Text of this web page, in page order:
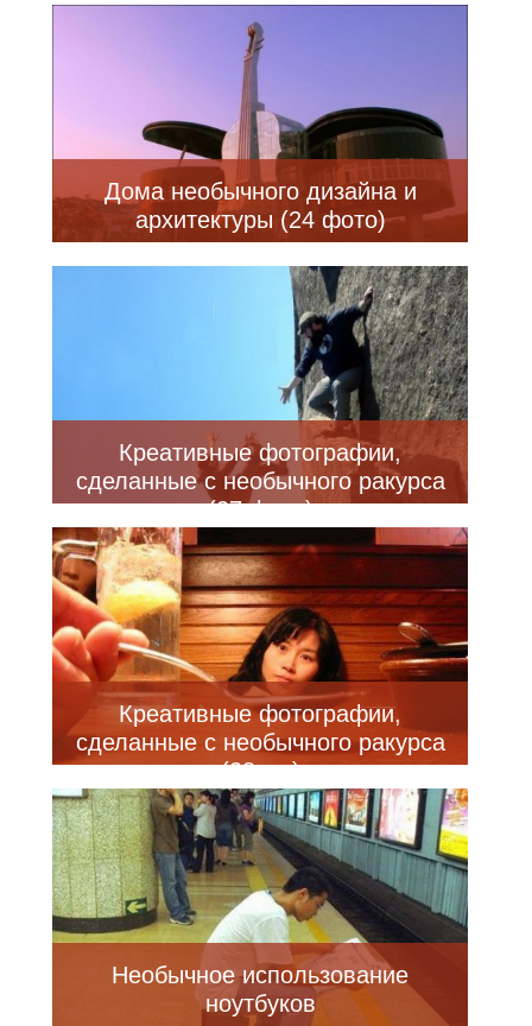
Дома необычного дизайна и
архитектуры (24 фото)
Креативные фотографии,
сделанные с необычного ракурса
(27 фото)
Креативные фотографии,
сделанные с необычного ракурса
(28 шт)
Необычное использование
ноутбуков